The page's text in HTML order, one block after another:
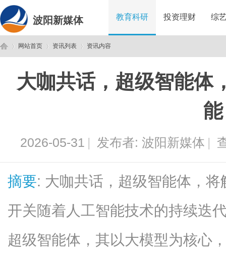
波阳新媒体 教育科研 投资理财 综
网站首页
›
资讯列表
›
资讯内容
大咖共话，超级智能体
能
2026-05-31 | 发布者: 波阳新媒体 |
摘要: 大咖共话，超级智能体，
开关随着人工智能技术的持续迭
超级智能体，其以大模型为核心